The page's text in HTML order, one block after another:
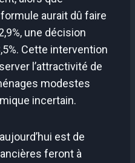
aurait dû faire
une décision
Cette intervention
l’attractivité de
modestes
incertain.
est de
feront à